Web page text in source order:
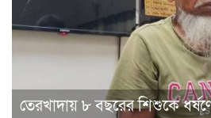
তেরখাদায় ৮ বছরের শিশুকে